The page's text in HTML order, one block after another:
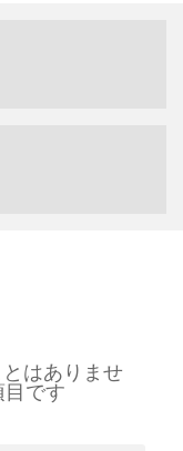
はありませ
です